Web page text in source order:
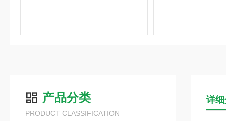
产品分类
PRODUCT CLASSIFICATION
详